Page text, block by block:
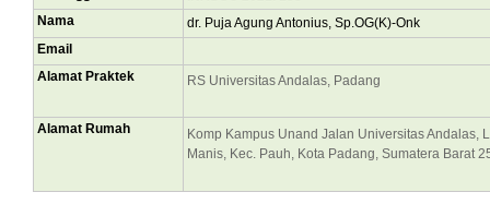
Nama
dr. Puja Agung Antonius, Sp.OG(K)-Onk
Email
Alamat Praktek
RS Universitas Andalas, Padang
Alamat Rumah
Komp Kampus Unand Jalan Universitas Andalas,
Manis, Kec. Pauh, Kota Padang, Sumatera Barat